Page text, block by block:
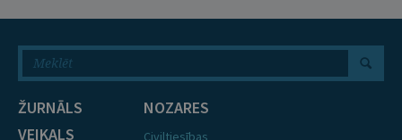
ŽURNĀLS
VEIKALS
NOZARES
Civiltiesības